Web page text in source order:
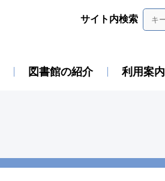
サイト内検索
図書館の紹介 利用案内